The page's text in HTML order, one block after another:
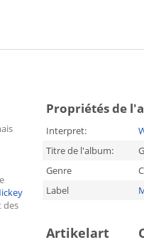
des
Propriétés de
Interpret:
Titre de l'album:
Genre
Label
Artikelart